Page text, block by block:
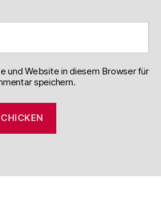
und Website in diesem Browser für
speichern.